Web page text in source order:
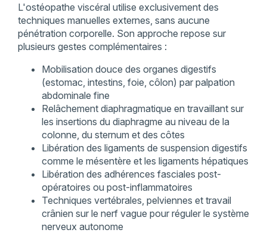
L'ostéopathe viscéral utilise exclusivement des
techniques manuelles externes, sans aucune
pénétration corporelle. Son approche repose sur
plusieurs gestes complémentaires :
Mobilisation douce des organes digestifs
(estomac, intestins, foie, côlon) par palpation
abdominale fine
Relâchement diaphragmatique en travaillant sur
les insertions du diaphragme au niveau de la
colonne, du sternum et des côtes
Libération des ligaments de suspension digestifs
comme le mésentère et les ligaments hépatiques
Libération des adhérences fasciales post-
opératoires ou post-inflammatoires
Techniques vertébrales, pelviennes et travail
crânien sur le nerf vague pour réguler le système
nerveux autonome